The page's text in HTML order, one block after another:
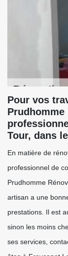
Pour vos
Tour, dans
En matière de
professionnel de
Prudhomme
artisan a une
prestations. Il est
sinon les moins
ses services,